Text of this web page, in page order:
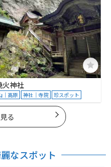
火神社
｜高原 神社｜寺院 珍スポット
る
なスポット